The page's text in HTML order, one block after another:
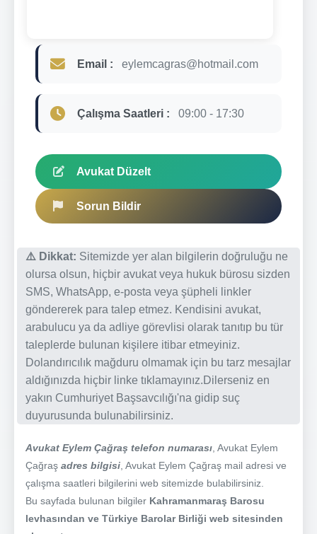
Email : eylemcagras@hotmail.com
Çalışma Saatleri : 09:00 - 17:30
Avukat Düzelt
Sorun Bildir
⚠️ Dikkat: Sitemizde yer alan bilgilerin doğruluğu ne
olursa olsun, hiçbir avukat veya hukuk bürosu sizden
SMS, WhatsApp, e-posta veya şüpheli linkler
göndererek para talep etmez. Kendisini avukat,
arabulucu ya da adliye görevlisi olarak tanıtıp bu tür
taleplerde bulunan kişilere itibar etmeyiniz.
Dolandırıcılık mağduru olmamak için bu tarz mesajlar
aldığınızda hiçbir linke tıklamayınız.Dilerseniz en
yakın Cumhuriyet Başsavcılığı'na gidip suç
duyurusunda bulunabilirsiniz.
Avukat Eylem Çağraş telefon numarası , Avukat Eylem
Çağraş adres bilgisi , Avukat Eylem Çağraş mail adresi ve
çalışma saatleri bilgilerini web sitemizde bulabilirsiniz.
Bu sayfada bulunan bilgiler Kahramanmaraş Barosu
levhasından ve Türkiye Barolar Birliği web sitesinden